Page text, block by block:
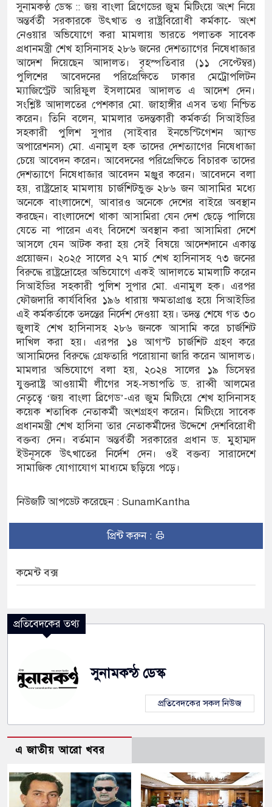
অভ্যন্তরীণ বিরোধ তুঙ্গে
চেহারা কি দেখা গেছে : স্বরাষ্ট্রমন্ত্রী
বক্তব্য ভারত সমর্থন করে না : জয়সওয়াল
ভবনে পাঠদান
দিরাই-শাল্লার উন্নয়ন করতে চাই : এমপি
লোডশেডিং, ক্ষুব্ধ গ্রাহক
দুর্ঘটনায় আহতদের চিকিৎসা নিশ্চিতের নির্দেশ
দিবস পালিত
যেন ময়লার ভাগাড়
সুনামকণ্ঠ ডেস্ক :: জয় বাংলা ব্রিগেডের জুম মিটিংয়ে অংশ নিয়ে
অন্তর্বর্তী সরকারকে উৎখাত ও রাষ্ট্রবিরোধী কর্মকা-ে অংশ
নেওয়ার অভিযোগে করা মামলায় ভারতে পলাতক সাবেক
প্রধানমন্ত্রী শেখ হাসিনাসহ ২৮৬ জনের দেশত্যাগের নিষেধাজ্ঞার
আদেশ দিয়েছেন আদালত। বৃহস্পতিবার (১১ সেপ্টেম্বর)
পুলিশের আবেদনের পরিপ্রেক্ষিতে ঢাকার মেট্রোপলিটন
ম্যাজিস্ট্রেট আরিফুল ইসলামের আদালত এ আদেশ দেন।
সংশ্লিষ্ট আদালতের পেশকার মো. জাহাঙ্গীর এসব তথ্য নিশ্চিত
করেন। তিনি বলেন, মামলার তদন্তকারী কর্মকর্তা সিআইডির
সহকারী পুলিশ সুপার (সাইবার ইনভেস্টিগেশন অ্যান্ড
অপারেশনস) মো. এনামুল হক তাদের দেশত্যাগের নিষেধাজ্ঞা
চেয়ে আবেদন করেন। আবেদনের পরিপ্রেক্ষিতে বিচারক তাদের
দেশত্যাগে নিষেধাজ্ঞার আবেদন মঞ্জুর করেন। আবেদনে বলা
হয়, রাষ্ট্রদ্রোহ মামলায় চার্জশিটভুক্ত ২৮৬ জন আসামির মধ্যে
অনেকে বাংলাদেশে, আবারও অনেকে দেশের বাইরে অবস্থান
করছেন। বাংলাদেশে থাকা আসামিরা যেন দেশ ছেড়ে পালিয়ে
যেতে না পারেন এবং বিদেশে অবস্থান করা আসামিরা দেশে
আসলে যেন আটক করা হয় সেই বিষয়ে আদেশদানে একান্ত
প্রয়োজন। ২০২৫ সালের ২৭ মার্চ শেখ হাসিনাসহ ৭৩ জনের
বিরুদ্ধে রাষ্ট্রদ্রোহের অভিযোগে একই আদালতে মামলাটি করেন
সিআইডির সহকারী পুলিশ সুপার মো. এনামুল হক। এরপর
ফৌজদারি কার্যবিধির ১৯৬ ধারায় ক্ষমতাপ্রাপ্ত হয়ে সিআইডির
এই কর্মকর্তাকে তদন্তের নির্দেশ দেওয়া হয়। তদন্ত শেষে গত ৩০
জুলাই শেখ হাসিনাসহ ২৮৬ জনকে আসামি করে চার্জশিট
দাখিল করা হয়। এরপর ১৪ আগস্ট চার্জশিট গ্রহণ করে
আসামিদের বিরুদ্ধে গ্রেফতারি পরোয়ানা জারি করেন আদালত।
মামলার অভিযোগে বলা হয়, ২০২৪ সালের ১৯ ডিসেম্বর
যুক্তরাষ্ট্র আওয়ামী লীগের সহ-সভাপতি ড. রাব্বী আলমের
নেতৃত্বে ‘জয় বাংলা ব্রিগেড’-এর জুম মিটিংয়ে শেখ হাসিনাসহ
কয়েক শতাধিক নেতাকর্মী অংশগ্রহণ করেন। মিটিংয়ে সাবেক
প্রধানমন্ত্রী শেখ হাসিনা তার নেতাকর্মীদের উদ্দেশে দেশবিরোধী
বক্তব্য দেন। বর্তমান অন্তর্বর্তী সরকারের প্রধান ড. মুহাম্মদ
ইউনূসকে উৎখাতের নির্দেশ দেন। ওই বক্তব্য সারাদেশে
সামাজিক যোগাযোগ মাধ্যমে ছড়িয়ে পড়ে।
নিউজটি আপডেট করেছেন : SunamKantha
প্রিন্ট করুন :
কমেন্ট বক্স
প্রতিবেদকের তথ্য
সুনামকন্ঠ ডেস্ক
প্রতিবেদকের সকল নিউজ
এ জাতীয় আরো খবর